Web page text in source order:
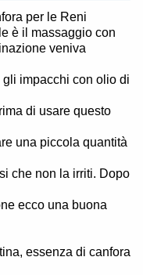
per le Reni
è il massaggio con
veniva
impacchi con olio di
di usare questo
una piccola quantità
che non la irriti. Dopo
ecco una buona
essenza di canfora